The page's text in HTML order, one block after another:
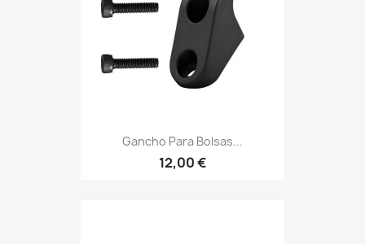
Gancho Para Bolsas...
12,00 €